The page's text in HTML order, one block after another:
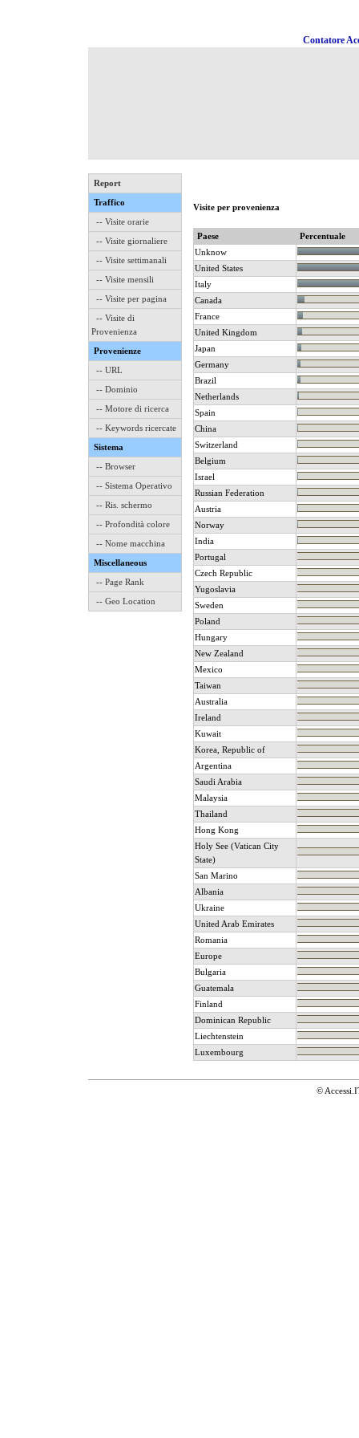
Contatore
Report
Traffico
-- Visite orarie
-- Visite giornaliere
-- Visite settimanali
-- Visite mensili
-- Visite per pagina
-- Visite di
Provenienza
Provenienze
-- URL
-- Dominio
-- Motore di ricerca
-- Keywords ricercate
Sistema
-- Browser
-- Sistema Operativo
-- Ris. schermo
-- Profondità colore
-- Nome macchina
Miscellaneous
-- Page Rank
-- Geo Location
Visite per provenienza
Paese
Percentuale
Unknow
United States
Italy
Canada
France
United Kingdom
Japan
Germany
Brazil
Netherlands
Spain
China
Switzerland
Belgium
Israel
Russian Federation
Austria
Norway
India
Portugal
Czech Republic
Yugoslavia
Sweden
Poland
Hungary
New Zealand
Mexico
Taiwan
Australia
Ireland
Kuwait
Korea, Republic of
Argentina
Saudi Arabia
Malaysia
Thailand
Hong Kong
Holy See (Vatican City
State)
San Marino
Albania
Ukraine
United Arab Emirates
Romania
Europe
Bulgaria
Guatemala
Finland
Dominican Republic
Liechtenstein
Luxembourg
©